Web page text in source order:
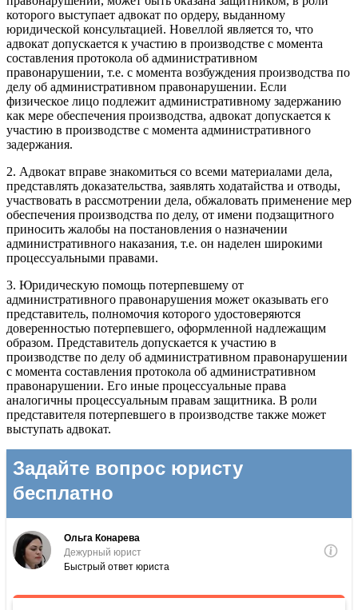
которого выступает адвокат по ордеру, выданному
юридической консультацией. Новеллой является то, что
адвокат допускается к участию в производстве с момента
составления протокола об административном
правонарушении, т.е. с момента возбуждения производства по
делу об административном правонарушении. Если
физическое лицо подлежит административному задержанию
как мере обеспечения производства, адвокат допускается к
участию в производстве с момента административного
задержания.
2. Адвокат вправе знакомиться со всеми материалами дела,
представлять доказательства, заявлять ходатайства и отводы,
участвовать в рассмотрении дела, обжаловать применение мер
обеспечения производства по делу, от имени подзащитного
приносить жалобы на постановления о назначении
административного наказания, т.е. он наделен широкими
процессуальными правами.
3. Юридическую помощь потерпевшему от
административного правонарушения может оказывать его
представитель, полномочия которого удостоверяются
доверенностью потерпевшего, оформленной надлежащим
образом. Представитель допускается к участию в
производстве по делу об административном правонарушении
с момента составления протокола об административном
правонарушении. Его иные процессуальные права
аналогичны процессуальным правам защитника. В роли
представителя потерпевшего в производстве также может
выступать адвокат.